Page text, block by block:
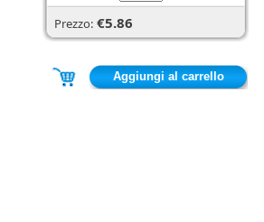
Prezzo: €5.86